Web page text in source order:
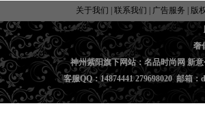
关于我们 联系我们 广告服务
版
奢
神州紫阳旗下网站：名品时尚网 新
客服QQ：14874441 279698020 邮箱